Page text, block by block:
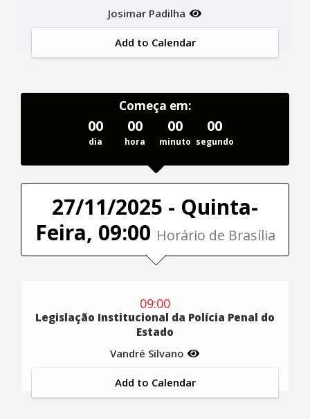
Josimar Padilha
Add to Calendar
Começa em:
00
dia
00
hora
00
minuto
00
segundo
27/11/2025 - Quinta-
Feira, 09:00 Horário de Brasília
09:00
Legislação Institucional da Polícia Penal do
Estado
Vandré Silvano
Add to Calendar